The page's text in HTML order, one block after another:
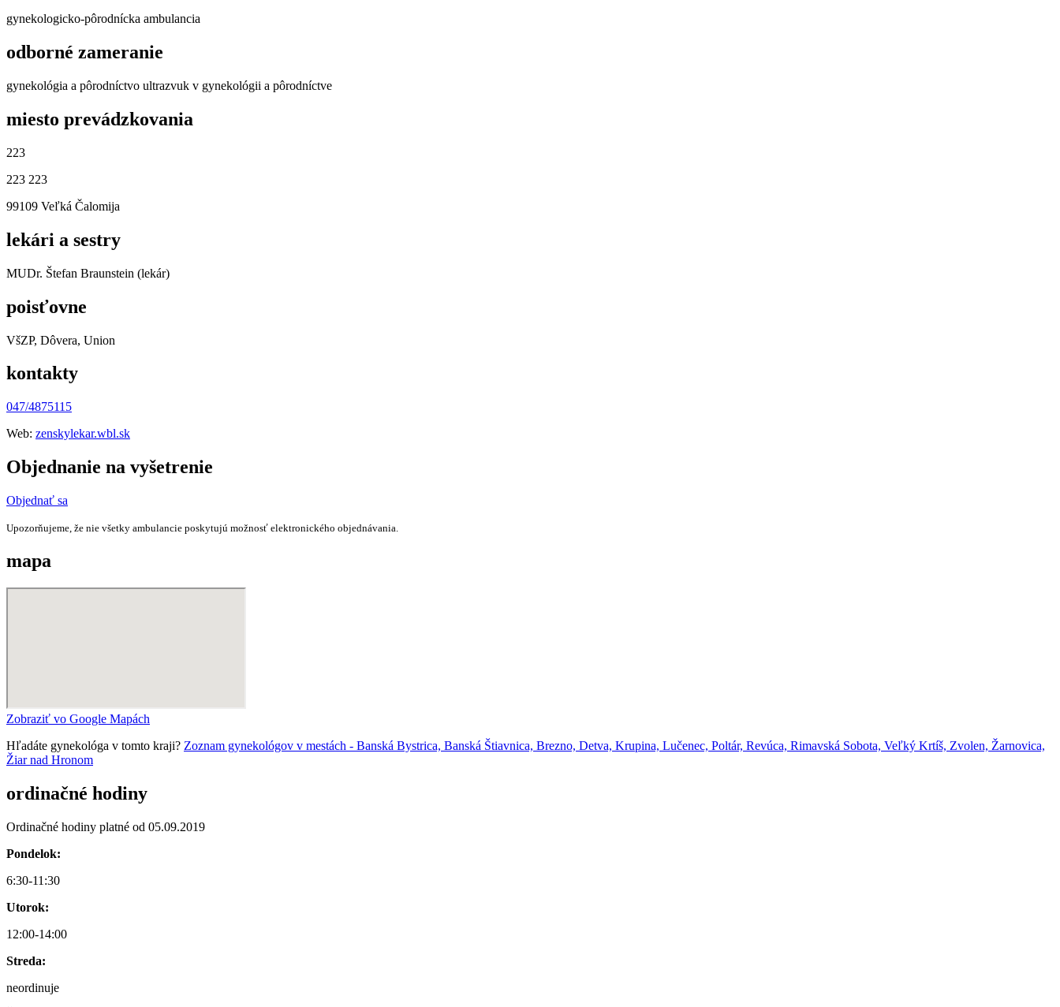
gynekologicko-pôrodnícka ambulancia
odborné zameranie
gynekológia a pôrodníctvo ultrazvuk v gynekológii a pôrodníctve
miesto prevádzkovania
223
223 223
99109 Veľká Čalomija
lekári a sestry
MUDr. Štefan Braunstein (lekár)
poisťovne
VšZP, Dôvera, Union
kontakty
047/4875115
Web: zenskylekar.wbl.sk
Objednanie na vyšetrenie
Objednať sa
Upozorňujeme, že nie všetky ambulancie poskytujú možnosť elektronického objednávania.
mapa
Zobraziť vo Google Mapách
Hľadáte gynekológa v tomto kraji? Zoznam gynekológov v mestách - Banská Bystrica, Banská Štiavnica, Brezno, Detva, Krupina, Lučenec, Poltár, Revúca, Rimavská Sobota, Veľký Krtíš, Zvolen, Žarnovica,
Žiar nad Hronom
ordinačné hodiny
Ordinačné hodiny platné od 05.09.2019
Pondelok:
6:30-11:30
Utorok:
12:00-14:00
Streda:
neordinuje